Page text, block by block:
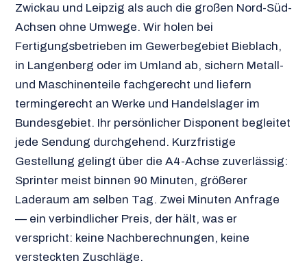
Zwickau und Leipzig als auch die großen Nord-Süd-
Achsen ohne Umwege. Wir holen bei
Fertigungsbetrieben im Gewerbegebiet Bieblach,
in Langenberg oder im Umland ab, sichern Metall-
und Maschinenteile fachgerecht und liefern
termingerecht an Werke und Handelslager im
Bundesgebiet. Ihr persönlicher Disponent begleitet
jede Sendung durchgehend. Kurzfristige
Gestellung gelingt über die A4-Achse zuverlässig:
Sprinter meist binnen 90 Minuten, größerer
Laderaum am selben Tag. Zwei Minuten Anfrage
— ein verbindlicher Preis, der hält, was er
verspricht: keine Nachberechnungen, keine
versteckten Zuschläge.